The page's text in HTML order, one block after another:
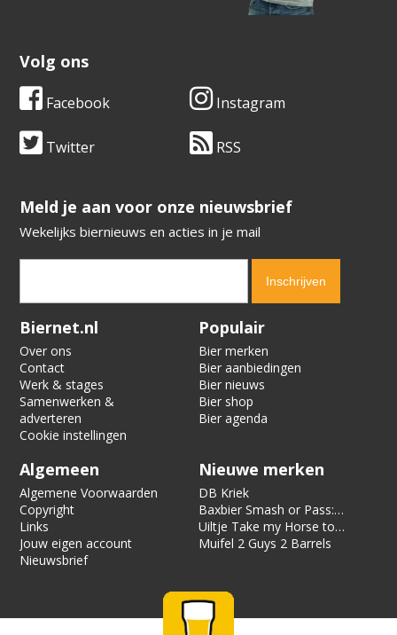
Volg ons
Facebook Instagram
Twitter RSS
​​​​​​​Meld je aan voor onze nieuwsbrief
Wekelijks biernieuws en acties in je mail
Verification code:
Biernet.nl
Over ons
Contact
Werk & stages
Samenwerken &
adverteren
Cookie instellingen
Populair
Bier merken
Bier aanbiedingen
Bier nieuws
Bier shop
Bier agenda
Algemeen
Algemene Voorwaarden
Copyright
Links
Jouw eigen account
Nieuwsbrief
Nieuwe merken
DB Kriek
Baxbier Smash or Pass:
Strata
Uiltje Take my Horse to
the Hotel Room
Muifel 2 Guys 2 Barrels